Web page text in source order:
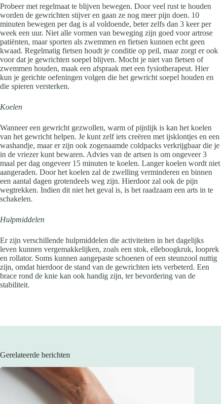
Probeer met regelmaat te blijven bewegen. Door veel rust te houden
worden de gewrichten stijver en gaan ze nog meer pijn doen. 10
minuten bewegen per dag is al voldoende, beter zelfs dan 3 keer per
week een uur. Niet alle vormen van beweging zijn goed voor artrose
patiënten, maar sporten als zwemmen en fietsen kunnen echt geen
kwaad. Regelmatig fietsen houdt je conditie op peil, maar zorgt er ook
voor dat je gewrichten soepel blijven. Mocht je niet van fietsen of
zwemmen houden, maak een afspraak met een fysiotherapeut. Hier
kun je gerichte oefeningen volgen die het gewricht soepel houden en
die spieren versterken.
Koelen
Wanneer een gewricht gezwollen, warm of pijnlijk is kan het koelen
van het gewricht helpen. Je kunt zelf iets creëren met ijsklontjes en een
washandje, maar er zijn ook zogenaamde coldpacks verkrijgbaar die je
in de vriezer kunt bewaren. Advies van de artsen is om ongeveer 3
maal per dag ongeveer 15 minuten te koelen. Langer koelen wordt niet
aangeraden. Door het koelen zal de zwelling verminderen en binnen
een aantal dagen grotendeels weg zijn. Hierdoor zal ook de pijn
wegtrekken. Indien dit niet het geval is, is het raadzaam een arts in te
schakelen.
Hulpmiddelen
Er zijn verschillende hulpmiddelen die activiteiten in het dagelijks
leven kunnen vergemakkelijken, zoals een stok, elleboogkruk, looprek
en rollator. Soms kunnen aangepaste schoenen of een steunzool nuttig
zijn, omdat hierdoor de stand van de gewrichten iets verbeterd. Een
brace rond de knie kan ook handig zijn, ter bevordering van de
stabiliteit.
Gerelateerde berichten